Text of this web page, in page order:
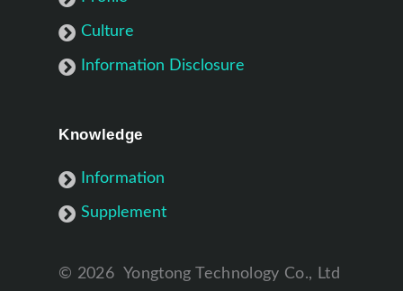
Culture
Information Disclosure
Knowledge
Information
Supplement
© 2026 Yongtong Technology Co., Ltd